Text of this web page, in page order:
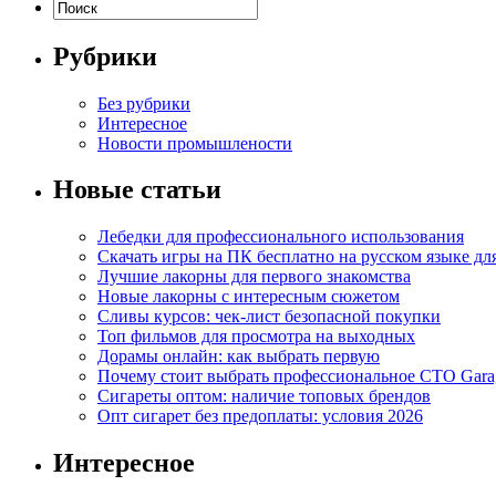
Рубрики
Без рубрики
Интересное
Новости промышлености
Новые статьи
Лебедки для профессионального использования
Скачать игры на ПК бесплатно на русском языке
Лучшие лакорны для первого знакомства
Новые лакорны с интересным сюжетом
Сливы курсов: чек-лист безопасной покупки
Топ фильмов для просмотра на выходных
Дорамы онлайн: как выбрать первую
Почему стоит выбрать профессиональное СТО
Сигареты оптом: наличие топовых брендов
Опт сигарет без предоплаты: условия 2026
Интересное